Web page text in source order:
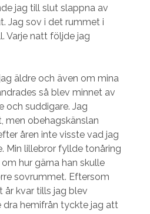
jag till slut slappna av
Jag sov i det rummet i
Varje natt följde jag
äldre och även om mina
så blev minnet av
och suddigare. Jag
men obehagskänslan
åren inte visste vad jag
Min lillebror fyllde tonåring
hur gärna han skulle
sovrummet. Eftersom
år kvar tills jag blev
dra hemifrån tyckte jag att